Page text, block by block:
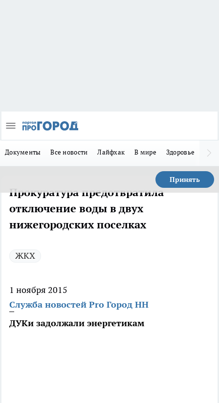
Документы Все новости Лайфхак В мире Здоровье
Принять
Прокуратура предотвратила
отключение воды в двух
нижегородских поселках
ЖКХ
1 ноября 2015
Служба новостей Pro Город НН
ДУКи задолжали энергетикам